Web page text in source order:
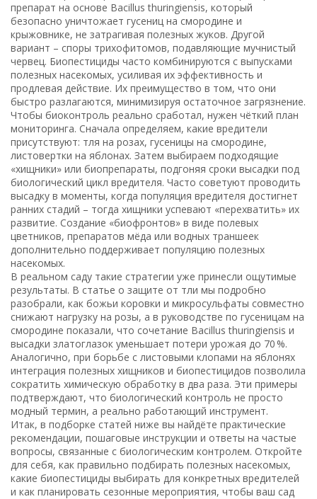
препарат на основе Bacillus thuringiensis, который
безопасно уничтожает гусениц на смородине и
крыжовнике, не затрагивая полезных жуков. Другой
вариант – споры трихофитомов, подавляющие мучнистый
червец. Биопестициды часто комбинируются с выпусками
полезных насекомых, усиливая их эффективность и
продлевая действие. Их преимущество в том, что они
быстро разлагаются, минимизируя остаточное загрязнение.
Чтобы биоконтроль реально сработал, нужен чёткий план
мониторинга. Сначала определяем, какие вредители
присутствуют: тля на розах, гусеницы на смородине,
листовертки на яблонах. Затем выбираем подходящие
«хищники» или биопрепараты, подгоняя сроки высадки под
биологический цикл вредителя. Часто советуют проводить
высадку в моменты, когда популяция вредителя достигнет
ранних стадий – тогда хищники успевают «перехватить» их
развитие. Создание «биофронтов» в виде полевых
цветников, препаратов мёда или водных траншеек
дополнительно поддерживает популяцию полезных
насекомых.
В реальном саду такие стратегии уже принесли ощутимые
результаты. В статье о защите от тли мы подробно
разобрали, как божьи коровки и микросульфаты совместно
снижают нагрузку на розы, а в руководстве по гусеницам на
смородине показали, что сочетание Bacillus thuringiensis и
высадки златоглазок уменьшает потери урожая до 70 %.
Аналогично, при борьбе с листовыми клопами на яблонях
интеграция полезных хищников и биопестицидов позволила
сократить химическую обработку в два раза. Эти примеры
подтверждают, что биологический контроль не просто
модный термин, а реально работающий инструмент.
Итак, в подборке статей ниже вы найдёте практические
рекомендации, пошаговые инструкции и ответы на частые
вопросы, связанные с биологическим контролем. Откройте
для себя, как правильно подбирать полезных насекомых,
какие биопестициды выбирать для конкретных вредителей
и как планировать сезонные мероприятия, чтобы ваш сад